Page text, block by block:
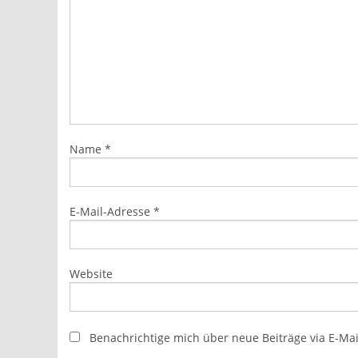
Name *
E-Mail-Adresse *
Website
Benachrichtige mich über neue Beiträge via E-